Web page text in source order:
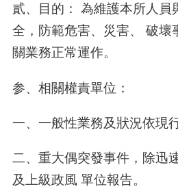
貳、目的： 為維護本所人員
全，防範危害、災害、 破壞
關業務正常運作。
参、相關權責單位：
一、一般性業務及狀況依現
二、重大偶突發事件，除迅
及上級政風 單位報告。